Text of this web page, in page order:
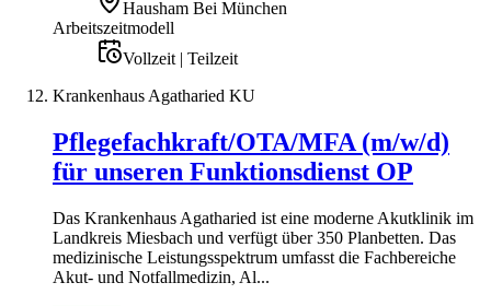
Hausham Bei München
Arbeitszeitmodell
Vollzeit | Teilzeit
Krankenhaus Agatharied KU
Pflegefachkraft/OTA/MFA (m/w/d)
für unseren Funktionsdienst OP
Das Krankenhaus Agatharied ist eine moderne Akutklinik im
Landkreis Miesbach und verfügt über 350 Planbetten. Das
medizinische Leistungsspektrum umfasst die Fachbereiche
Akut- und Notfallmedizin, Al...